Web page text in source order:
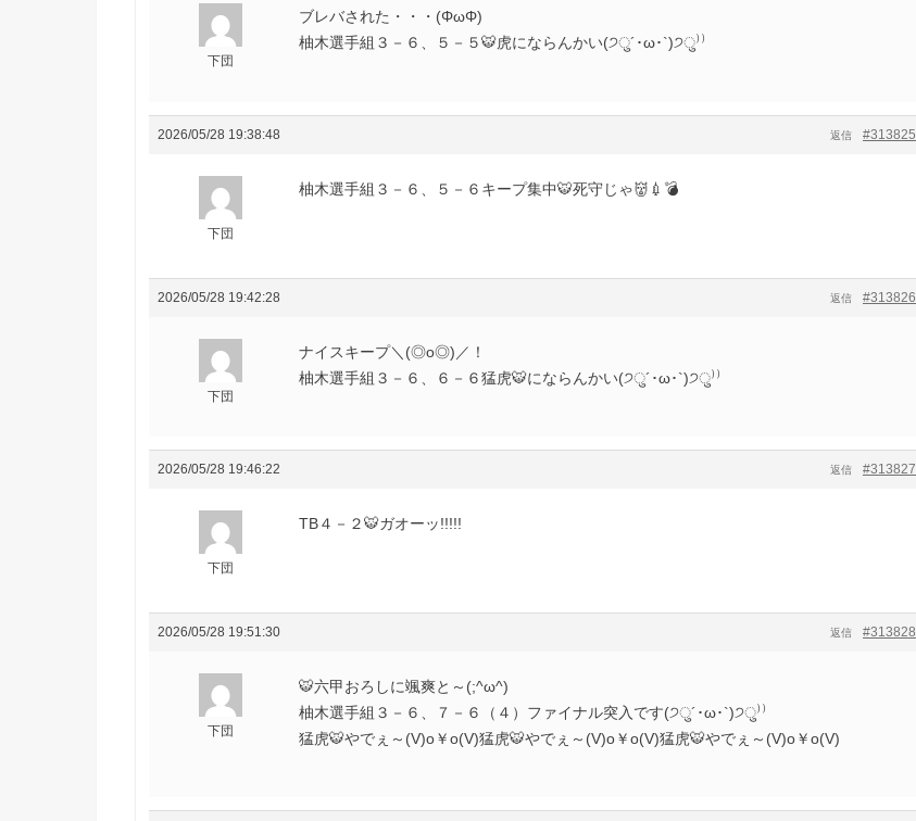
下団
ブレバされた・・・(ΦωΦ)
柚木選手組３－６、５－５🐯虎にならんかい(੭ु´･ω･`)੭ु⁾⁾
2026/05/28 19:38:48 #313825
返信
下団
柚木選手組３－６、５－６キープ集中🐯死守じゃ👹💉💣
2026/05/28 19:42:28 #313826
返信
下団
ナイスキープ＼(◎o◎)／！
柚木選手組３－６、６－６猛虎🐯にならんかい(੭ु´･ω･`)੭ु⁾⁾
2026/05/28 19:46:22 #313827
返信
下団
TB４－２🐯ガオーッ!!!!!
2026/05/28 19:51:30 #313828
返信
下団
🐯六甲おろしに颯爽と～(;^ω^)
柚木選手組３－６、７－６（４）ファイナル突入です(੭ु´･ω･`)੭ु⁾⁾
猛虎🐯やでぇ～(V)o￥o(V)猛虎🐯やでぇ～(V)o￥o(V)猛虎🐯やでぇ～(V)o￥o(V)